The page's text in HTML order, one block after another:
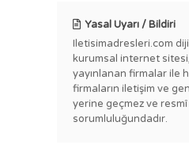
Yasal Uyarı / Bildiri
Iletisimadresleri.com
kurumsal internet
yayınlanan firmalar ile
firmaların iletişim ve
yerine geçmez ve resmî
sorumluluğundadır.